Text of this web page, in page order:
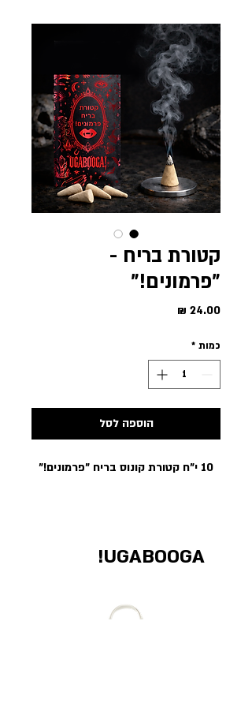
קטורת בריח -
"פרמונים!"
כמות *
הוספה לסל
10 י"ח קטורת קונוס בריח "פרמונים!"
UGABOOGA!